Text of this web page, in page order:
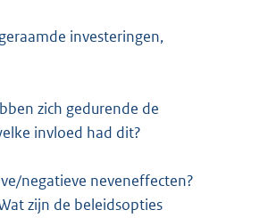
investeringen,
zich gedurende de
invloed had dit?
negatieve neveneffecten?
zijn de beleidsopties